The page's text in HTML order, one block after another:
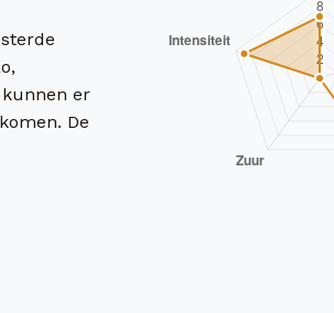
er
De